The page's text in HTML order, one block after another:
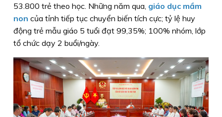
53.800 trẻ theo học. Những năm qua, giáo dục mầm
non của tỉnh tiếp tục chuyển biến tích cực; tỷ lệ huy
động trẻ mẫu giáo 5 tuổi đạt 99,35%; 100% nhóm, lớp
tổ chức dạy 2 buổi/ngày.